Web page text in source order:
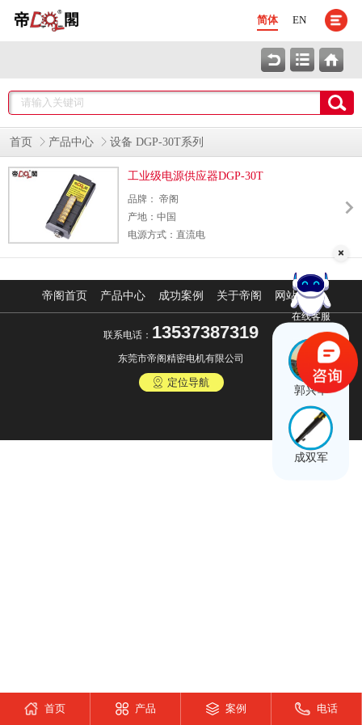
简体 EN
首页 产品中心 设备 DGP-30T系列
工业级电源供应器DGP-30T
品牌： 帝阁
产地：中国
电源方式：直流电
帝阁首页 产品中心 成功案例 关于帝阁 网站地图
联系电话： 13537387319
东莞市帝阁精密电机有限公司
定位导航
首页 产品 案例 电话
在线客服
郭兴华
成双军